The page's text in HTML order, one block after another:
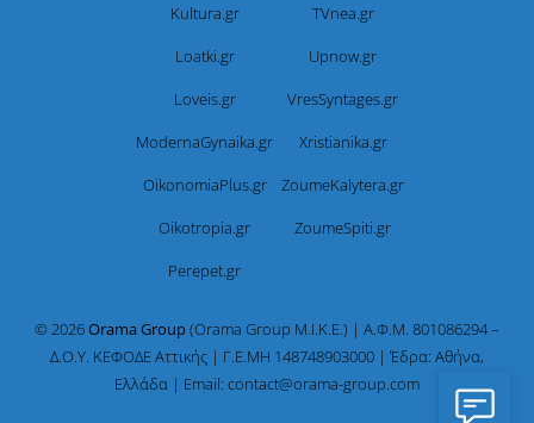
Kultura.gr
TVnea.gr
Loatki.gr
Upnow.gr
Loveis.gr
VresSyntages.gr
ModernaGynaika.gr
Xristianika.gr
OikonomiaPlus.gr
ZoumeKalytera.gr
Oikotropia.gr
ZoumeSpiti.gr
Perepet.gr
© 2026Orama Group(Orama Group Μ.Ι.Κ.Ε.) | Α.Φ.Μ. 801086294 –
Δ.Ο.Υ. ΚΕΦΟΔΕ Αττικής | Γ.Ε.ΜΗ 148748903000 | Έδρα: Αθήνα,
Ελλάδα | Email: contact@orama-group.com